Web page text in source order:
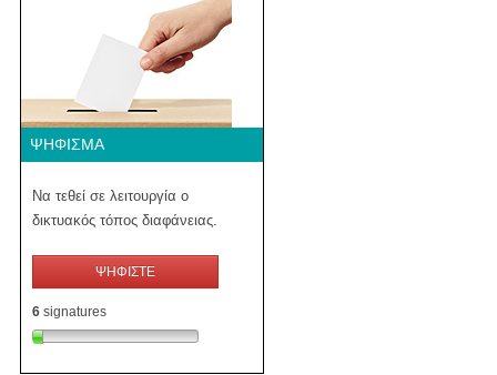
ΨΉΦΙΣΜΑ
Να τεθεί σε λειτουργία ο
δικτυακός τόπος διαφάνειας.
ΨΗΦΙΣΤΕ
6 signatures